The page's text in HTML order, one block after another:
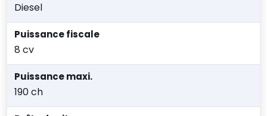
Diesel
Puissance fiscale
8 cv
Puissance maxi.
190 ch